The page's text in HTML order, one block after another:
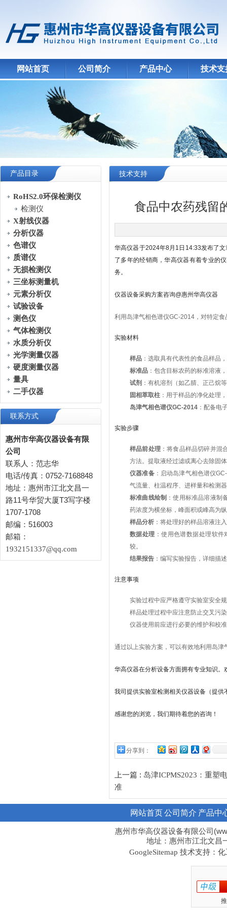
网站首页 公司简介 产品中心 技术支
产品目录
RoHS2.0环保检测仪
检测仪
X射线仪器
分析仪器
色谱仪
质谱仪
无损检测仪
三坐标测量机
元素分析仪
试验设备
测色仪
气体检测仪
水质分析仪
光学测量仪器
硬度测量仪器
量具
二手仪器
联系方式
惠州市华高仪器设备有限
公司
联系人：范志华
电话/传真：0752-7168848
地址：惠州市江北文昌一
路11号华贸大厦T3写字楼
1707-1708
邮编：516003
邮箱：
1932151337@qq.com
技术支持
食品中农药残留
华高仪器于2024年8月1日14:33发布了
了多年的经销商，华高仪器有着专业的
务。
仪器设备采购方案咨询@惠州华高仪器
利用岛津气相色谱仪GC-2014，对特定
实验材料
样品 ：选取具有代表性的食品样品
标准品 ：包含目标农药的标准溶液
试剂 ：有机溶剂（如乙腈、正己烷
固相萃取柱 ：用于样品的净化处理
岛津气相色谱仪GC-2014 ：配备电
实验步骤
样品前处理 ：将食品样品切碎并混
方法。提取液经过滤或离心去除固
仪器准备：启动岛津气相色谱仪
气流量、柱温程序、进样量和检测
标准曲线绘制 ：使用标准品溶液制
药浓度为横坐标，峰面积或峰高为
样品分析 ：将处理好的样品溶液注
数据处理 ：使用色谱数据处理软
较。
结果报告 ：编写实验报告，详细描
注意事项
实验过程中应严格遵守实验室安全
样品处理过程中应注意防止交叉污
仪器使用前应进行必要的维护和校
通过以上实验方案，可以有效地利用岛
华高仪器在分析设备方面拥有专业知识
我司提供实验室检测相关仪器设备（提
感谢您的浏览，我们期待着您的咨询！
分享到：
上一篇 : 岛津ICPMS2023：重塑
准
网站首页公司简介 产品中
惠州市华高仪器设备有限公司
地址：惠州市江北文昌
GoogleSitemap 技术支持：